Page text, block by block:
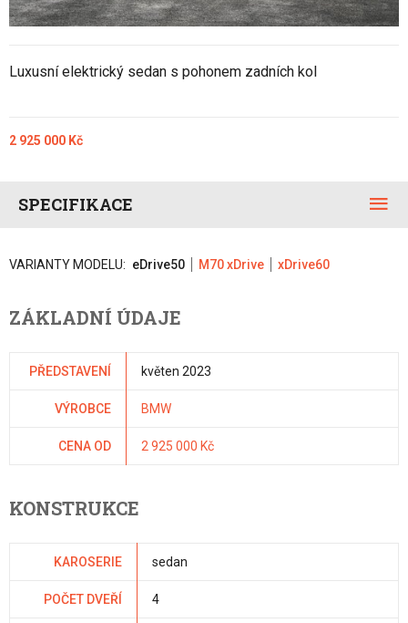
Luxusní elektrický sedan s pohonem zadních kol
2 925 000 Kč
SPECIFIKACE
VARIANTY MODELU: eDrive50 M70 xDrive xDrive60
ZÁKLADNÍ ÚDAJE
PŘEDSTAVENÍ květen 2023
VÝROBCE BMW
CENA OD 2 925 000 Kč
KONSTRUKCE
KAROSERIE sedan
POČET DVEŘÍ 4